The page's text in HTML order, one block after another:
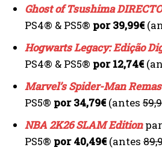
Ghost of Tsushima
PS4® & PS5® por 39,99€
Hogwarts Legacy: Edição
PS4® & PS5® por 12,74€
Marvel’s Spider-Man
PS5® por 34,79€(antes
NBA 2K26 SLAM Edition
PS5® por 40,49€(antes